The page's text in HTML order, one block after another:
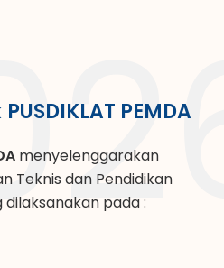
PUSDIKLAT PEMDA
menyelenggarakan
Teknis dan Pendidikan
dilaksanakan pada :